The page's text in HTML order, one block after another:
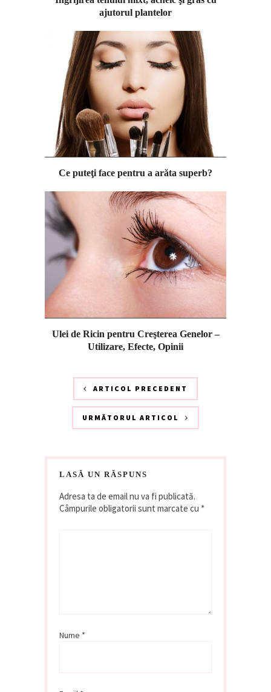
ajutorul plantelor
Ce puteţi face pentru a arăta superb?
Ulei de Ricin pentru Creşterea Genelor –
Utilizare, Efecte, Opinii
ARTICOL PRECEDENT
URMĂTORUL ARTICOL
LASĂ UN RĂSPUNS
Adresa ta de email nu va fi publicată.
Câmpurile obligatorii sunt marcate cu *
Nume *